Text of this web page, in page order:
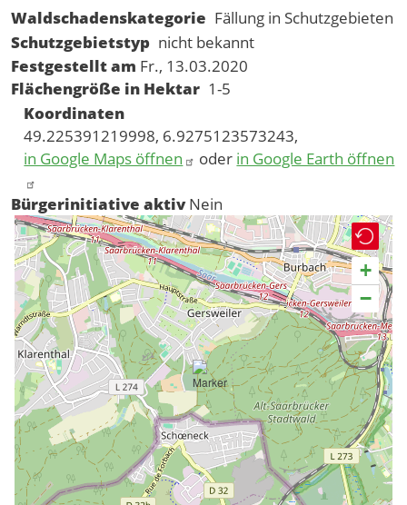
Waldschadenskategorie Fällung in Schutzgebieten
Schutzgebietstyp nicht bekannt
Festgestellt am Fr., 13.03.2020
Flächengröße in Hektar 1-5
Koordinaten
49.225391219998, 6.9275123573243,
in Google Maps öffnen
oder in Google Earth öffnen
Bürgerinitiative aktiv Nein
+
−